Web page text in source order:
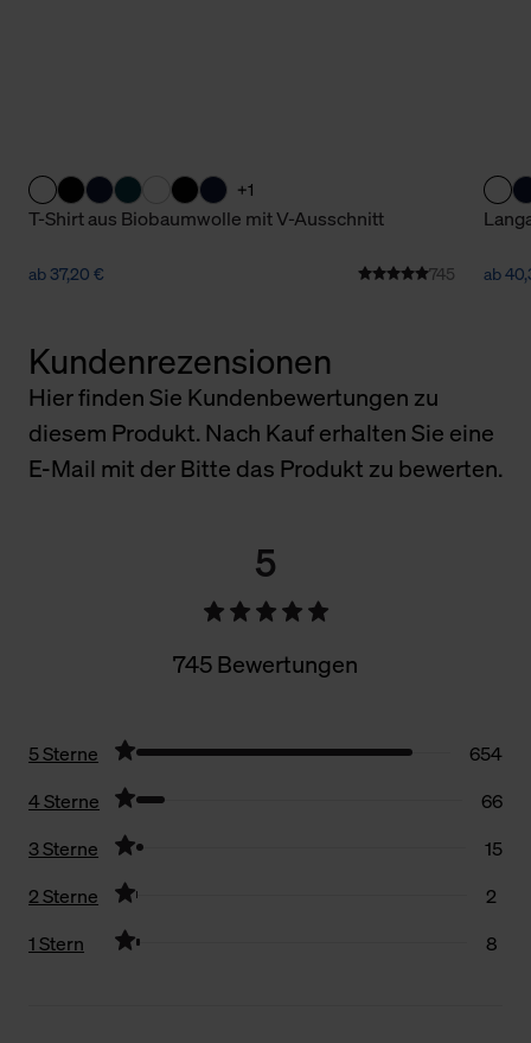
+1
T-Shirt aus Biobaumwolle mit V-Ausschnitt
ab 37,20 € 745 ab
Kundenrezensionen
Hier finden Sie Kundenbewertungen zu
diesem Produkt. Nach Kauf erhalten Sie eine
E-Mail mit der Bitte das Produkt zu bewerten.
5
745 Bewertungen
5 Sterne
654
4 Sterne
66
3 Sterne
15
2 Sterne
2
1 Stern
8